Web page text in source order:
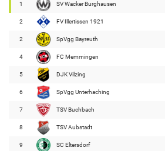
1 SV Wacker Burghausen
2 FV Illertissen 1921
2 SpVgg Bayreuth
4 FC Memmingen
5 DJK Vilzing
6 SpVgg Unterhaching
7 TSV Buchbach
8 TSV Aubstadt
9 SC Eltersdorf